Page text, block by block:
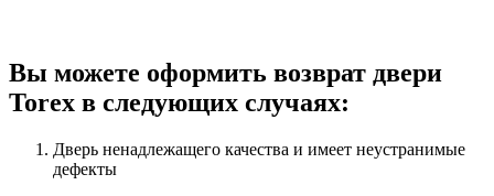
Вы можете оформить возврат двери
Torex в следующих случаях:
Дверь ненадлежащего качества и имеет неустранимые
дефекты